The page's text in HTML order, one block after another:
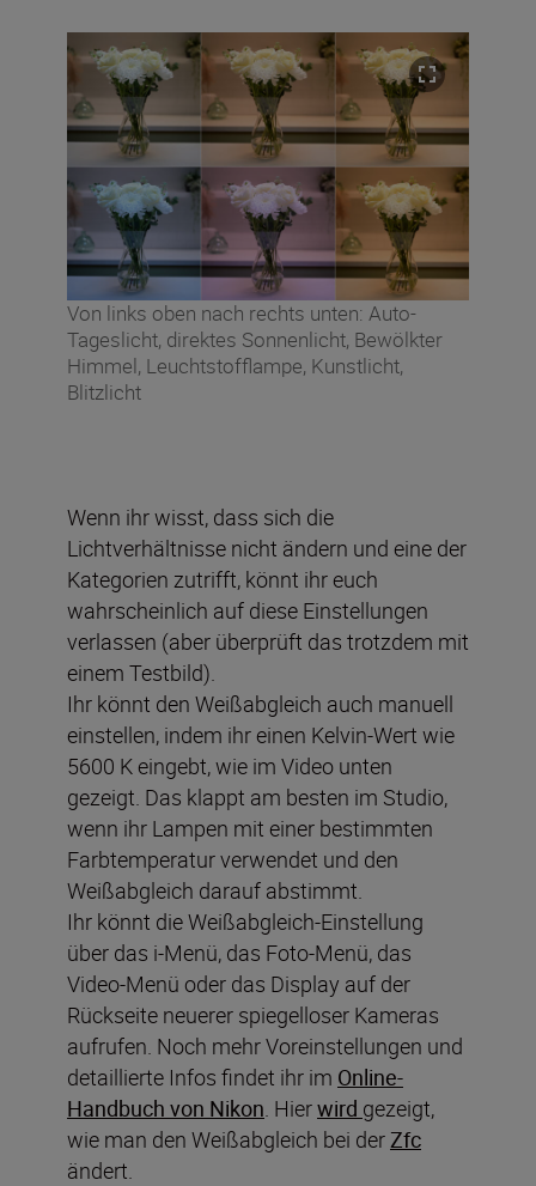
Von links oben nach rechts unten: Auto-
Tageslicht, direktes Sonnenlicht, Bewölkter
Himmel, Leuchtstofflampe, Kunstlicht,
Blitzlicht
Wenn ihr wisst, dass sich die
Lichtverhältnisse nicht ändern und eine der
Kategorien zutrifft, könnt ihr euch
wahrscheinlich auf diese Einstellungen
verlassen (aber überprüft das trotzdem mit
einem Testbild).
Ihr könnt den Weißabgleich auch manuell
einstellen, indem ihr einen Kelvin-Wert wie
5600 K eingebt, wie im Video unten
gezeigt. Das klappt am besten im Studio,
wenn ihr Lampen mit einer bestimmten
Farbtemperatur verwendet und den
Weißabgleich darauf abstimmt.
Ihr könnt die Weißabgleich-Einstellung
über das i-Menü, das Foto-Menü, das
Video-Menü oder das Display auf der
Rückseite neuerer spiegelloser Kameras
aufrufen. Noch mehr Voreinstellungen und
detaillierte Infos findet ihr im Online-
Handbuch von Nikon . Hierwird gezeigt,
wie man den Weißabgleich bei der Zfc
ändert.